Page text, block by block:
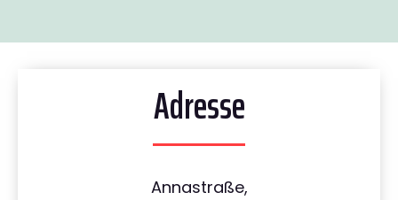
Adresse
Annastraße,